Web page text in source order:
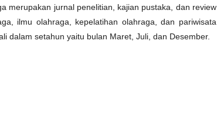
merupakan jurnal penelitian, kajian pustaka, dan review
ilmu olahraga, kepelatihan olahraga, dan pariwisata
dalam setahun yaitu bulan Maret, Juli, dan Desember.